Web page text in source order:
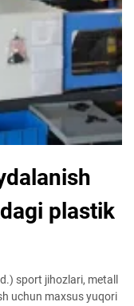
plastik
sport jihozlari, metall
uchun maxsus yuqori